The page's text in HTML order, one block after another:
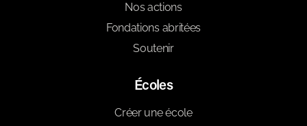
Nos actions
Fondations abritées
Soutenir
Écoles
Créer une école